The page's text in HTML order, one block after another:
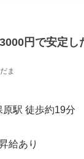
円で安定し
ま
駅 徒歩約19分
給あり